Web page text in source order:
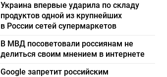
Украина впервые ударила по складу
продуктов одной из крупнейших
в России сетей супермаркетов
В МВД посоветовали россиянам не
делиться своим мнением в интернете
Google запретит российским